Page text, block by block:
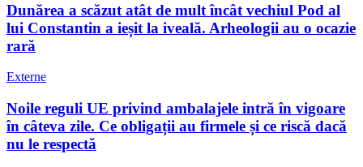
Dunărea a scăzut atât de mult încât vechiul Pod al
lui Constantin a ieșit la iveală. Arheologii au o ocazie
rară
Externe
Noile reguli UE privind ambalajele intră în vigoare
în câteva zile. Ce obligații au firmele și ce riscă dacă
nu le respectă